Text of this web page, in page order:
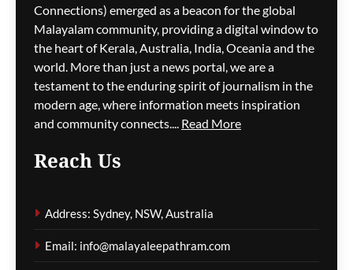
സിഡ്നി മലയാളി
അസോസിയേഷൻ
ഗോൾഡൻ ജൂബിലി
ആഘോഷവും ഓണം
സംഗീത സന്ധ്യയും ഓഗസ്റ്റ്
15-ന്
ഗീത ദാസ്‌ 7 hours ago
വർദ്ധനവ്; ജിപി
സന്ദർശനങ്ങൾ കൂടുതൽ
സൗജന്യമാകും
Connections) emerged as a beacon for the global
Malayalam community, providing a digital window to
the heart of Kerala, Australia, India, Oceania and the
world. More than just a news portal, we are a
testament to the enduring spirit of journalism in the
modern age, where information meets inspiration
and community connects.... Read More
Reach Us
Address: Sydney, NSW, Australia
Email: info@malayaleepathram.com